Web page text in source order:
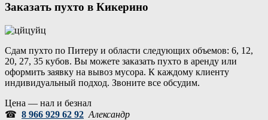
Заказать пухто в Кикерино
Сдам пухто по Питеру и области следующих объемов: 6, 12,
20, 27, 35 кубов. Вы можете заказать пухто в аренду или
оформить заявку на вывоз мусора. К каждому клиенту
индивидуальный подход. Звоните все обсудим.
Цена — нал и безнал
☎ 8 966 929 62 92 Александр